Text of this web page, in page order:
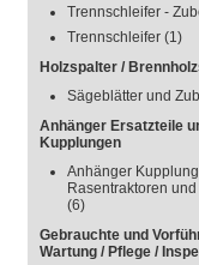
Trennschleifer -
Trennschleifer (1)
Holzspalter /
Sägeblätter und
Anhänger Ersatzteile
Kupplungen
Anhänger
Rasentraktoren
(6)
Gebrauchte und
Wartung / Pflege /